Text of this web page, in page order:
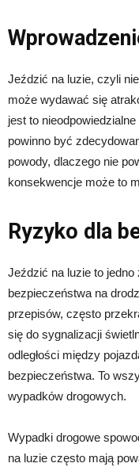
Jeździć na luzie, czyli
może wydawać się
jest to
powinno być
powody, dlaczego nie
konsekwencje może to
Ryzyko dla
Jeździć na luzie to
bezpieczeństwa na
przepisów, często
się do sygnalizacji
odległości między
bezpieczeństwa. To
wypadków drogowych.
Wypadki drogowe
na luzie często mają